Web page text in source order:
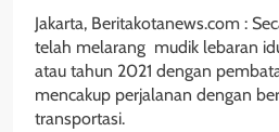
Jakarta, Beritakotanews.com :
telah melarang mudik lebaran
atau tahun 2021 dengan
mencakup perjalanan dengan
transportasi.